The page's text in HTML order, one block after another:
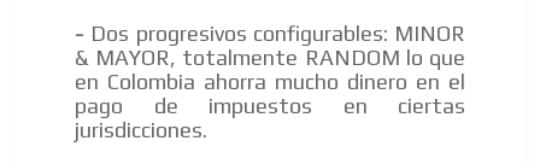
- Dos progresivos configurables: MINOR
& MAYOR, totalmente RANDOM lo que
en Colombia ahorra mucho dinero en el
pago de impuestos en ciertas
jurisdicciones.